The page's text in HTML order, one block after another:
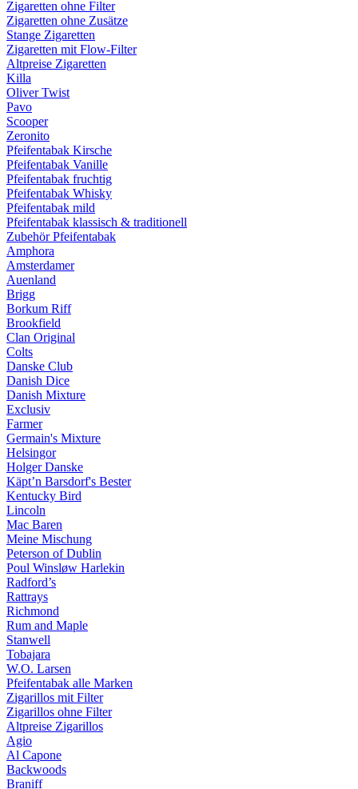
Zigaretten ohne Filter
Zigaretten ohne Zusätze
Stange Zigaretten
Zigaretten mit Flow-Filter
Altpreise Zigaretten
Killa
Oliver Twist
Pavo
Scooper
Zeronito
Pfeifentabak Kirsche
Pfeifentabak Vanille
Pfeifentabak fruchtig
Pfeifentabak Whisky
Pfeifentabak mild
Pfeifentabak klassisch & traditionell
Zubehör Pfeifentabak
Amphora
Amsterdamer
Auenland
Brigg
Borkum Riff
Brookfield
Clan Original
Colts
Danske Club
Danish Dice
Danish Mixture
Exclusiv
Farmer
Germain's Mixture
Helsingor
Holger Danske
Käpt’n Barsdorf's Bester
Kentucky Bird
Lincoln
Mac Baren
Meine Mischung
Peterson of Dublin
Poul Winsløw Harlekin
Radford’s
Rattrays
Richmond
Rum and Maple
Stanwell
Tobajara
W.O. Larsen
Pfeifentabak alle Marken
Zigarillos mit Filter
Zigarillos ohne Filter
Altpreise Zigarillos
Agio
Al Capone
Backwoods
Braniff